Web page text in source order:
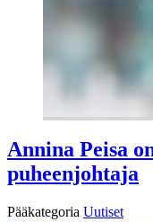
Annina Peisa
puheenjohtaja
Pääkategoria Uutiset